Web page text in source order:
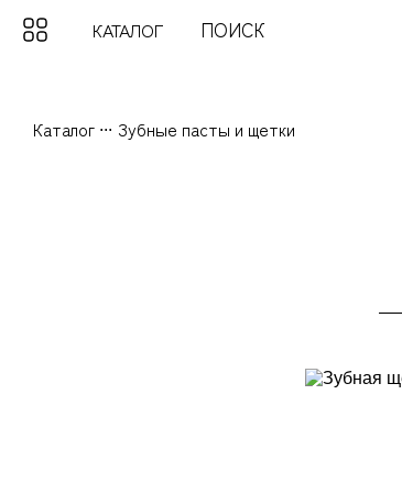
КАТАЛОГ
Каталог ... Зубные пасты и щетки